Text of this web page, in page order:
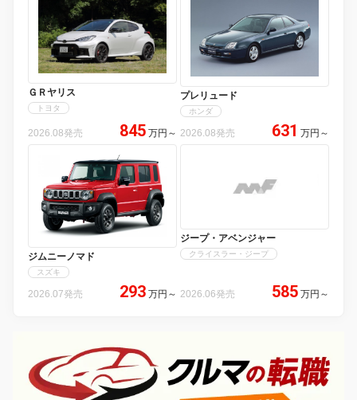
ＧＲヤリス
トヨタ
2026.08発売 845 万円 ～
プレリュード
ホンダ
2026.08発売 631 万円 ～
ジムニーノマド
スズキ
2026.07発売 293 万円 ～
ジープ・アベンジャー
クライスラー・ジープ
2026.06発売 585 万円 ～